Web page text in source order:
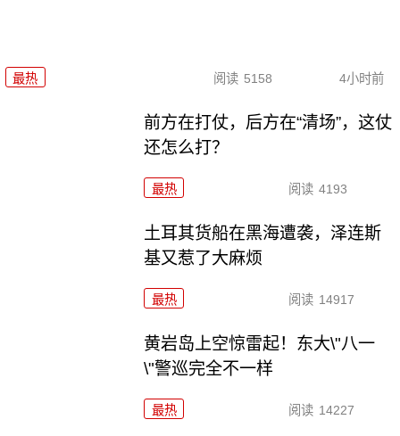
最热 阅读 5158 4小时前
前方在打仗，后方在“清场”，这仗
还怎么打？
最热 阅读 4193
土耳其货船在黑海遭袭，泽连斯
基又惹了大麻烦
最热 阅读 14917
黄岩岛上空惊雷起！东大\"八一
\"警巡完全不一样
最热 阅读 14227